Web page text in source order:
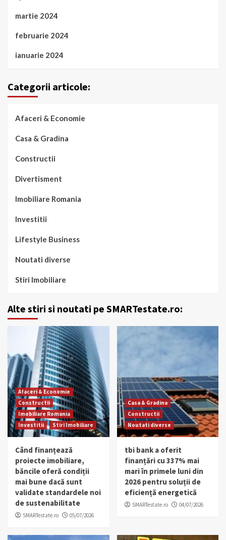
martie 2024
februarie 2024
ianuarie 2024
Categorii articole:
Afaceri & Economie
Casa & Gradina
Constructii
Divertisment
Imobiliare Romania
Investitii
Lifestyle Business
Noutati diverse
Stiri Imobiliare
Alte stiri si noutati pe SMARTestate.ro:
Afaceri & Economie
Constructii
Imobiliare Romania
Investitii
Stiri Imobiliare
Când finanțează
proiecte imobiliare,
băncile oferă condiții
mai bune dacă sunt
validate standardele noi
de sustenabilitate
SMARTestate.ro 05/07/2026
Casa & Gradina
Constructii
Noutati diverse
tbi bank a oferit
finanțări cu 337% mai
mari în primele luni din
2026 pentru soluții de
eficiență energetică
SMARTestate.ro 04/07/2026